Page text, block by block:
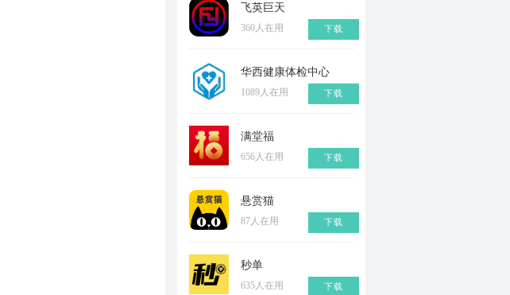
飞英巨天
下载
360人在用
华西健康体检中心
下载
1089人在用
满堂福
下载
656人在用
悬赏猫
下载
87人在用
秒单
下载
635人在用